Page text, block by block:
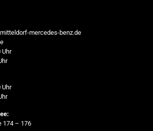
mercedes-benz.de
Uhr
Uhr
174 – 176